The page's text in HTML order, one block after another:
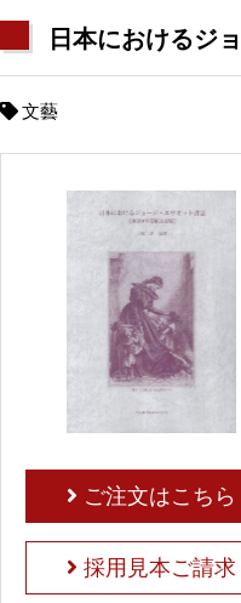
日本におけるジ
文藝
ご注文はこちら
採用見本ご請求